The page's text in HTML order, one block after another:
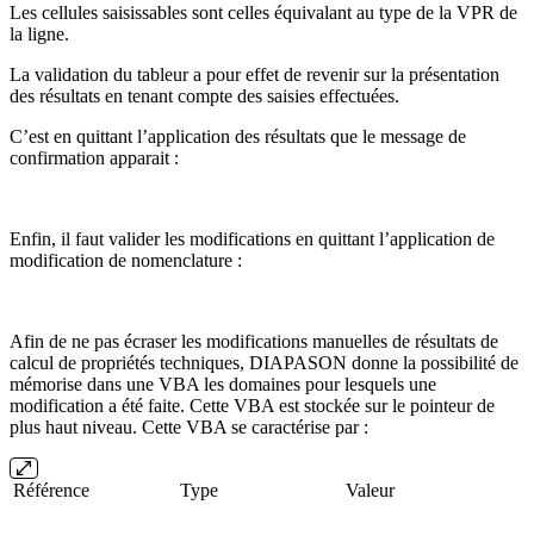
Les cellules saisissables sont celles équivalant au type de la VPR de
la ligne.
La validation du tableur a pour effet de revenir sur la présentation
des résultats en tenant compte des saisies effectuées.
C’est en quittant l’application des résultats que le message de
confirmation apparait :
Enfin, il faut valider les modifications en quittant l’application de
modification de nomenclature :
Afin de ne pas écraser les modifications manuelles de résultats de
calcul de propriétés techniques, DIAPASON donne la possibilité de
mémorise dans une VBA les domaines pour lesquels une
modification a été faite. Cette VBA est stockée sur le pointeur de
plus haut niveau. Cette VBA se caractérise par :
Référence Type Valeur